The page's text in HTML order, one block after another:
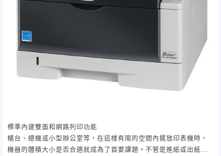
標準內建雙面和網路列印功能
櫃台、總機或小型辦公室等，在這樣有限的空間內擺放印表機時，
機器的體積大小是否合適就成為了首要課題。不管是進紙或出紙的